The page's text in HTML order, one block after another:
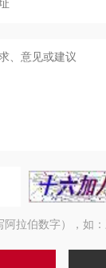
拉伯数字），如